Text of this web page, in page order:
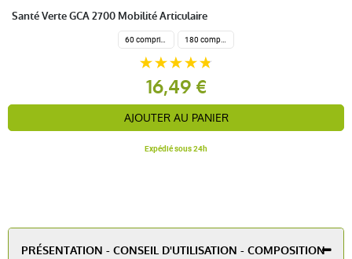
Santé Verte GCA 2700 Mobilité Articulaire
60 comprimés 180 comprimés
16,49 €
AJOUTER AU PANIER
Expédié sous 24h
PRÉSENTATION - CONSEIL D'UTILISATION - COMPOSITION